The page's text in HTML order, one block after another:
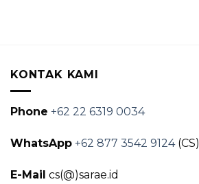
KONTAK KAMI
Phone +62 22 6319 0034
WhatsApp +62 877 3542 9124(CS)
E-Mail cs(@)sarae.id